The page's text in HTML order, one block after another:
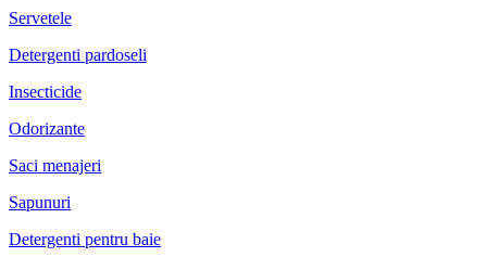
Servetele
Detergenti pardoseli
Insecticide
Odorizante
Saci menajeri
Sapunuri
Detergenti pentru baie